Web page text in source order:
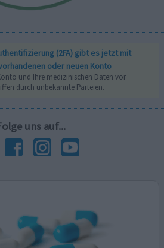
(2FA) gibt es jetzt mit
oder neuen Konto
und Ihre medizinischen Daten vor
durch unbekannte Parteien.
uns auf...